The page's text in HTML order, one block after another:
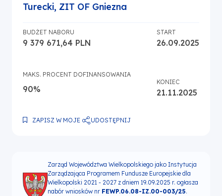
Turecki, ZIT OF Gniezna
BUDŻET NABORU
9 379 671,64 PLN
MAKS. PROCENT DOFINANSOWANIA
90%
START
26.09.2025
KONIEC
21.11.2025
ZAPISZ W MOJE UDOSTĘPNIJ
Zarząd Województwa Wielkopolskiego jako Instytucja
Zarządzająca Programem Fundusze Europejskie dla
Wielkopolski 2021 - 2027 z dniem 19.09.2025 r. ogłasza
nabór wniosków nr FEWP.06.08-IZ.00-003/25.